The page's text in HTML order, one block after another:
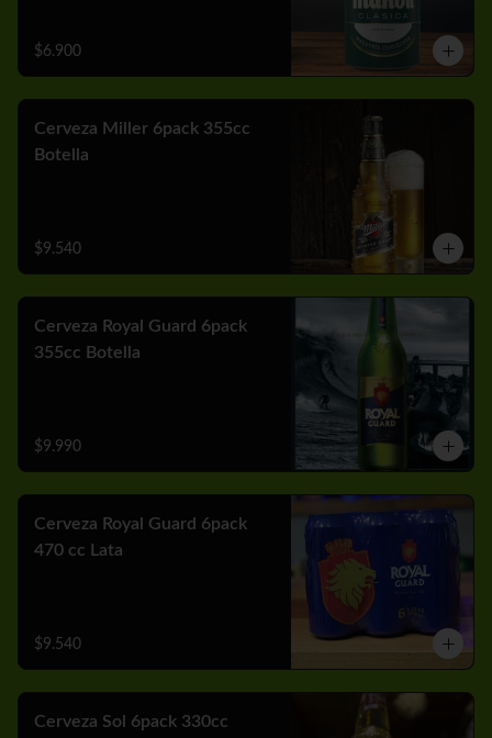
$6.900
Cerveza Miller 6pack 355cc
Botella
$9.540
Cerveza Royal Guard 6pack
355cc Botella
$9.990
Cerveza Royal Guard 6pack
470 cc Lata
$9.540
Cerveza Sol 6pack 330cc